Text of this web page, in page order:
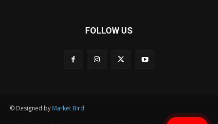
FOLLOW US
© Designed by Market Bird